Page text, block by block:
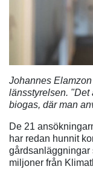
Johannes
länsstyrelsen. "Det
biogas, där man
De 21
har redan hunnit
gårdsanläggningar
miljoner från